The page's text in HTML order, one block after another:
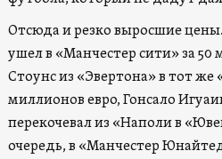
Отсюда и резко выросшие
ушел в «Манчестер сити» за
Стоунс из «Эвертона» в тот же
миллионов евро, Гонсало
перекочевал из «Наполи в
очередь, в «Манчестер